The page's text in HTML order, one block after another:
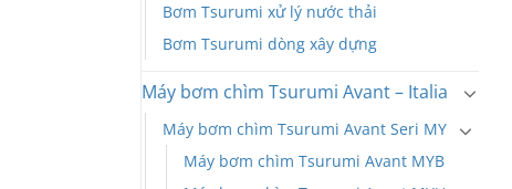
Bơm Tsurumi xử lý nước thải
Bơm Tsurumi dòng xây dựng
Máy bơm chìm Tsurumi Avant – Italia
Máy bơm chìm Tsurumi Avant Seri MY
Máy bơm chìm Tsurumi Avant MYB